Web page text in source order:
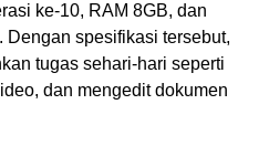
ke-10, RAM 8GB, dan
spesifikasi tersebut,
tugas sehari-hari seperti
dan mengedit dokumen